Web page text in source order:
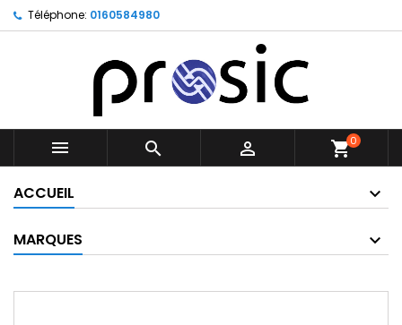
Téléphone: 0160584980
   shopping_cart0
ACCUEIL
MARQUES